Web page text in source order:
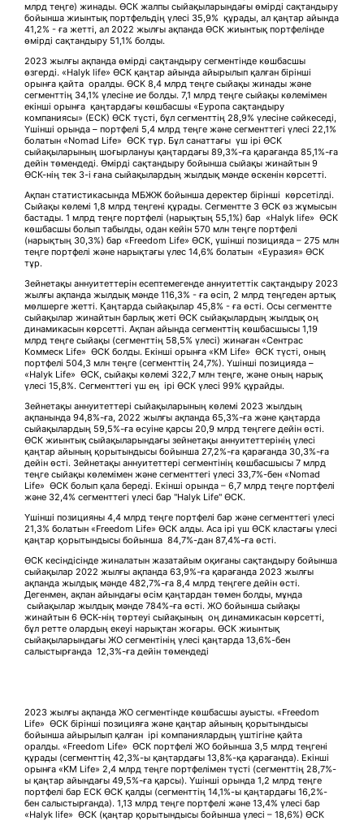
млрд теңге) жинады. ӨСК жалпы сыйақыларындағы өмірді сақтандыру
бойынша жиынтық портфельдің үлесі 35,9% құрады, ал қаңтар айында
41,2% - ға жетті, ал 2022 жылғы ақпанда ӨСК жиынтық портфелінде
өмірді сақтандыру 51,1% болды.
2023 жылғы ақпанда өмірді сақтандыру сегментінде көшбасшы
өзгерді. «Halyk life» ӨСК қаңтар айында айырылып қалған бірінші
орынға қайта оралды. ӨСК 8,4 млрд теңге сыйақы жинады және
сегменттің 34,1% үлесіне ие болды. 7,1 млрд теңге сыйақы көлемімен
екінші орынға қаңтардағы көшбасшы «Еуропа сақтандыру
компаниясы» (ЕСК) ӨСК түсті, бұл сегменттің 28,9% үлесіне сәйкеседі,
Үшінші орында – портфелі 5,4 млрд теңге және сегменттегі үлесі 22,1%
болатын «Nomad Life» ӨСК тұр. Бұл санаттағы үш ірі ӨСК
сыйақыларының шоғырлануы қаңтардағы 89,3%-ға қарағанда 85,1%-ға
дейін төмендеді. Өмірді сақтандыру бойынша сыйақы жинайтын 9
ӨСК-нің тек 3-і ғана сыйақылардың жылдық мәнде өскенін көрсетті.
Ақпан статистикасында МБЖЖ бойынша деректер бірінші көрсетілді.
Сыйақы көлемі 1,8 млрд теңгені құрады. Сегментте 3 ӨСК өз жұмысын
бастады. 1 млрд теңге портфелі (нарықтың 55,1%) бар «Halyk life» ӨСК
көшбасшы болып табылды, одан кейін 570 млн теңге портфелі
(нарықтың 30,3%) бар «Freedom Life» ӨСК, үшінші позицияда – 275 млн
теңге портфелі және нарықтағы үлес 14,6% болатын «Еуразия» ӨСК
тұр.
Зейнетақы аннуитеттерін есептемегенде аннуитеттік сақтандыру 2023
жылғы ақпанда жылдық мәнде 116,3% - ға өсіп, 2 млрд теңгеден артық
мөлшерге жетті. Қаңтарда сыйақылар 45,8% - ға өсті. Осы сегментте
сыйақылар жинайтын барлық жеті ӨСК сыйақылардың жылдық оң
динамикасын көрсетті. Ақпан айында сегменттің көшбасшысы 1,19
млрд теңге сыйақы (сегменттің 58,5% үлесі) жинаған «Сентрас
Коммеск Life» ӨСК болды. Екінші орынға «KM Life» ӨСК түсті, оның
портфелі 504,3 млн теңге (сегменттің 24,7%). Үшінші позицияда –
«Halyk Life» ӨСК, сыйақы көлемі 322,7 млн теңге, және оның нарық
үлесі 15,8%. Сегменттегі үш ең ірі ӨСК үлесі 99% құрайды.
Зейнетақы аннуитеттері сыйақыларының көлемі 2023 жылдың
ақпанында 94,8%-ға, 2022 жылғы ақпанда 65,3%-ға және қаңтарда
сыйақылардың 59,5%-ға өсуіне қарсы 20,9 млрд теңгеге дейін өсті.
ӨСК жиынтық сыйақыларындағы зейнетақы аннуитеттерінің үлесі
қаңтар айының қорытындысы бойынша 27,2%-ға қарағанда 30,3%-ға
дейін өсті. Зейнетақы аннуитеттері сегментінің көшбасшысы 7 млрд
теңге сыйақы көлемімен және сегменттегі үлесі 33,7%-бен «Nomad
Life» ӨСК болып қала береді. Екінші орында – 6,7 млрд теңге портфелі
және 32,4% сегменттегі үлесі бар "Halyk Life" ӨСК.
Үшінші позицияны 4,4 млрд теңге портфелі бар және сегменттегі үлесі
21,3% болатын «Freedom Life» ӨСК алды. Аса ірі үш ӨСК кластағы үлесі
қаңтар қорытындысы бойынша 84,7%-дан 87,4%-ға өсті.
ӨСК кесіндісінде жиналатын жазатайым оқиғаны сақтандыру бойынша
сыйақылар 2022 жылғы ақпанда 63,9%-ға қарағанда 2023 жылғы
ақпанда жылдық мәнде 482,7%-ға 8,4 млрд теңгеге дейін өсті.
Дегенмен, ақпан айындағы өсім қаңтардан төмен болды, мұнда
сыйақылар жылдық мәнде 784%-ға өсті. ЖО бойынша сыйақы
жинайтын 6 ӨСК-нің төртеуі сыйақының оң динамикасын көрсетті,
бұл ретте олардың екеуі нарықтан жоғары. ӨСК жиынтық
сыйақыларындағы ЖО сегментінің үлесі қаңтарда 13,6%-бен
салыстырғанда 12,3%-ға дейін төмендеді
2023 жылғы ақпанда ЖО сегментінде көшбасшы ауысты. «Freedom
Life» ӨСК бірінші позицияға және қаңтар айының қорытындысы
бойынша айырылып қалған ірі компаниялардың үштігіне қайта
оралды. «Freedom Life» ӨСК портфелі ЖО бойынша 3,5 млрд теңгені
құрады (сегменттің 42,3%-ы қаңтардағы 13,8%-қа қарағанда). Екінші
орынға «KM Life» 2,4 млрд теңге портфелімен түсті (сегменттің 28,7%-
ы қаңтар айындағы 49,5%-ға қарсы). Үшінші орында 1,2 млрд теңге
портфелі бар ЕСК ӨСК қалды (сегменттің 14,1%-ы қаңтардағы 16,2%-
бен салыстырғанда). 1,13 млрд теңге портфелі және 13,4% үлесі бар
«Halyk life» ӨСК (қаңтар қорытындысы бойынша үлесі – 18,6%) ӨСК